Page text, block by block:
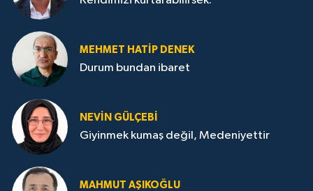
MEHMET HATİP DENEK
Durum bundan ibaret
NEVİN GÜLÇEBİ
Giyinmek kumaş değil, Medeniyettir
MAHMUT AŞIKOĞLU